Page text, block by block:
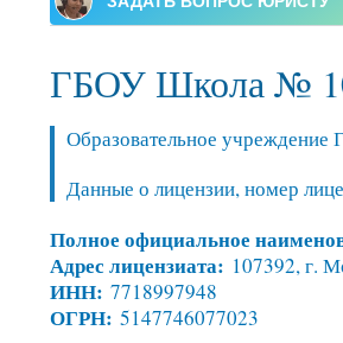
ГБОУ Школа №
Образовательное
Данные о лицензии, номер
Полное официальное
Адрес лицензиата: 107392, г.
ИНН: 7718997948
ОГРН: 5147746077023